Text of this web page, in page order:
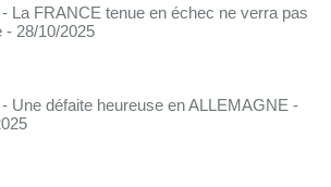
La FRANCE tenue en échec ne verra pas
- 28/10/2025
Une défaite heureuse en ALLEMAGNE -